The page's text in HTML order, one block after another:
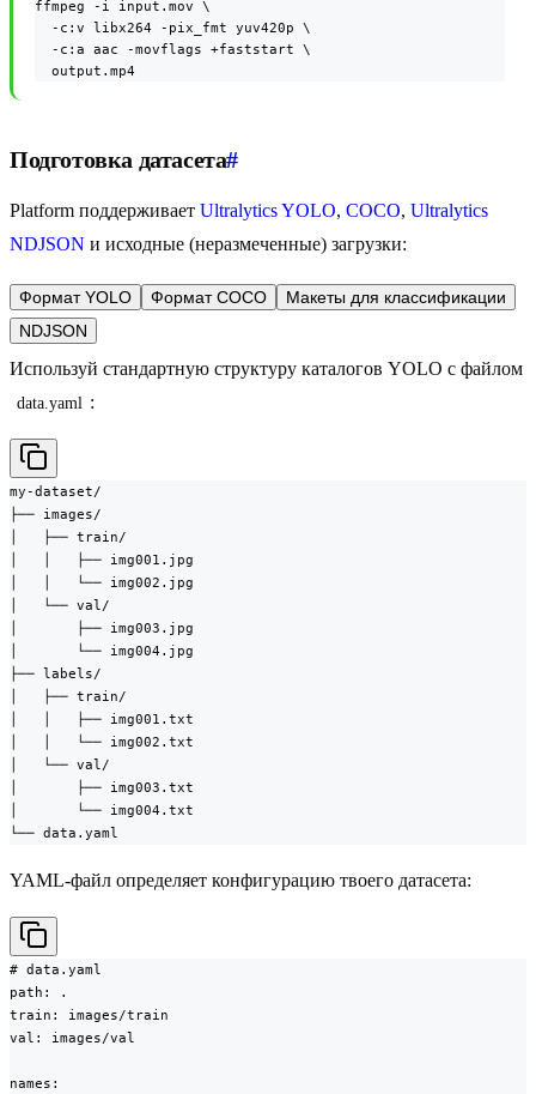
ffmpeg -i input.mov \
  -c:v libx264 -pix_fmt yuv420p \
  -c:a aac -movflags +faststart \
  output.mp4
Подготовка датасета#
Platform поддерживает Ultralytics YOLO, COCO, Ultralytics
NDJSON и исходные (неразмеченные) загрузки:
Формат YOLO Формат COCO
Макеты для классификации
NDJSON
Используй стандартную структуру каталогов YOLO с файлом
data.yaml :
my-dataset/
├── images/
│   ├── train/
│   │   ├── img001.jpg
│   │   └── img002.jpg
│   └── val/
│       ├── img003.jpg
│       └── img004.jpg
├── labels/
│   ├── train/
│   │   ├── img001.txt
│   │   └── img002.txt
│   └── val/
│       ├── img003.txt
│       └── img004.txt
└── data.yaml
YAML-файл определяет конфигурацию твоего датасета:
# data.yaml
path: .
train: images/train
val: images/val
names: